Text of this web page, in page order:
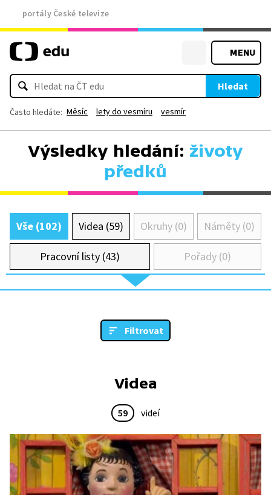
portály České televize
MENU
Hledat
Často hledáte: Měsíc lety do vesmíru vesmír
Výsledky hledání: životy
předků
Vše (102) Videa (59) Okruhy (0) Náměty (0)
Pracovní listy (43) Pořady (0)
Filtrovat
Videa
59 videí